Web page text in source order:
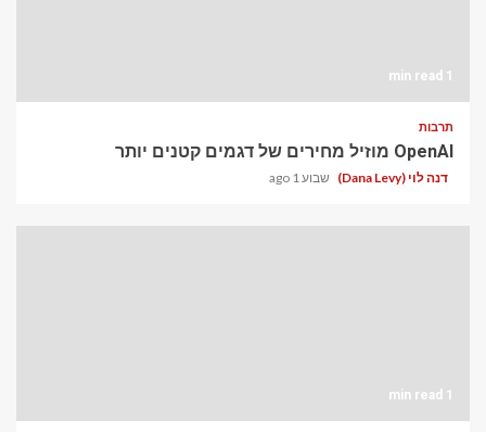
1 min read
תרבות
OpenAI מוזיל מחירים של דגמים קטנים יותר
דנה לוי (Dana Levy) שבוע 1 ago
1 min read